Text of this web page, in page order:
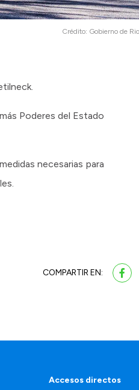
Crédito: Gobierno de
Poderes del Estado
necesarias para
COMPARTIR EN:
Accesos directos